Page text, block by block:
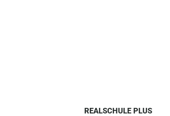
REALSCHULE PLUS